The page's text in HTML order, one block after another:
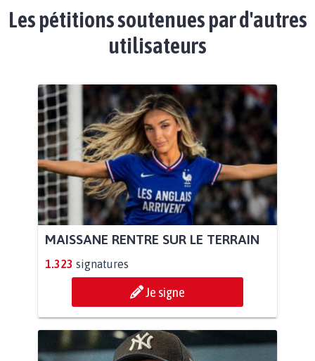
Les pétitions soutenues par d'autres
utilisateurs
MAISSANE RENTRE SUR LE TERRAIN
1.323 signatures
Je signe